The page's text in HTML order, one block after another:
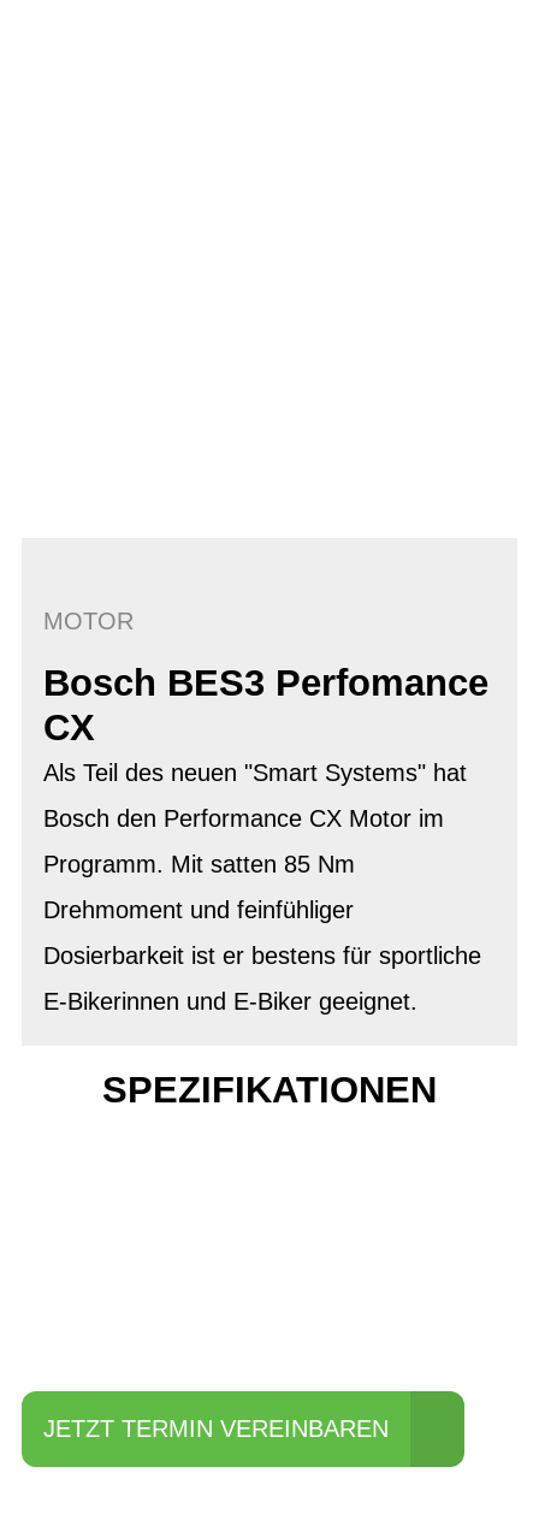
MOTOR
Bosch BES3 Perfomance
CX
Als Teil des neuen "Smart Systems" hat
Bosch den Performance CX Motor im
Programm. Mit satten 85 Nm
Drehmoment und feinfühliger
Dosierbarkeit ist er bestens für sportliche
E-Bikerinnen und E-Biker geeignet.
SPEZIFIKATIONEN
JETZT TERMIN VEREINBAREN